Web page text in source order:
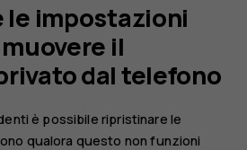
le impostazioni
il
dal telefono
è possibile ripristinare le
qualora questo non funzioni